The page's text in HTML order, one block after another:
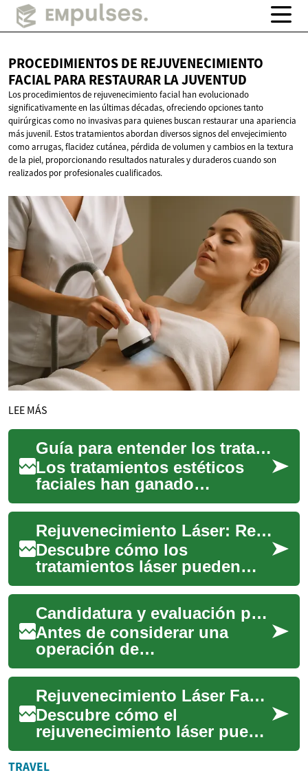
PROCEDIMIENTOS DE REJUVENECIMIENTO
FACIAL PARA RESTAURARLA JUVENTUD
Los procedimientos de rejuvenecimiento facial han evolucionado
significativamente en las últimas décadas, ofreciendo opciones tanto
quirúrgicas como no invasivas para quienes buscan restaurar una apariencia
más juvenil. Estos tratamientos abordan diversos signos del envejecimiento
como arrugas, flacidez cutánea, pérdida de volumen y cambios en la textura
de la piel, proporcionando resultados naturales y duraderos cuando son
realizados por profesionales cualificados.
LEE MÁS
Guía para entender los tratamientos estéticos faciales
Los tratamientos estéticos
faciales han ganado
popularidad como una
opción para quienes buscan
mejorar la apariencia ...
Rejuvenecimiento Láser: Recupera la juventud de tu piel
Descubre cómo los
tratamientos láser pueden
devolverle a tu piel
luminosidad y firmeza. Este
artículo explica los ben...
Candidatura y evaluación previa a una operación de rejuvenecimiento facial
Antes de considerar una
operación de
rejuvenecimiento facial, es
esencial comprender quiénes
son candidatos adecuados...
Rejuvenecimiento Láser Facial: Guía Completa y Actualizada
Descubre cómo el
rejuvenecimiento láser puede
mejorar la textura, el tono y la
salud de tu piel. Esta guía
TRAVEL